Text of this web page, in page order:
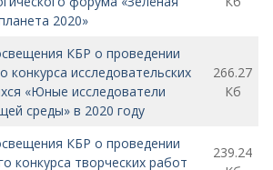
2020»
КБР о проведении
конкурса исследовательских
«Юные исследователи
среды» в 2020 году
266.27
Кб
КБР о проведении
конкурса творческих работ
239.24